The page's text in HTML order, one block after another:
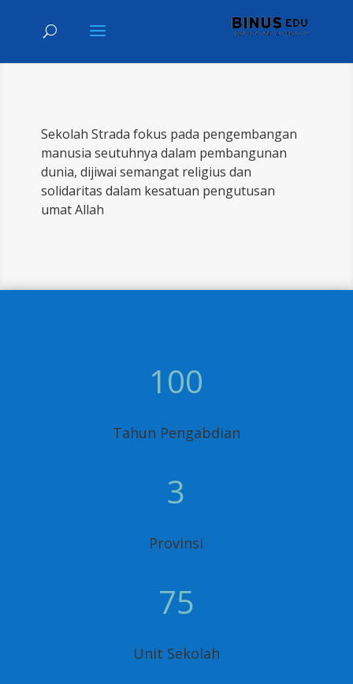
Sekolah Strada fokus pada pengembangan
manusia seutuhnya dalam pembangunan
dunia, dijiwai semangat religius dan
solidaritas dalam kesatuan pengutusan
umat Allah
100
Tahun Pengabdian
3
Provinsi
75
Unit Sekolah